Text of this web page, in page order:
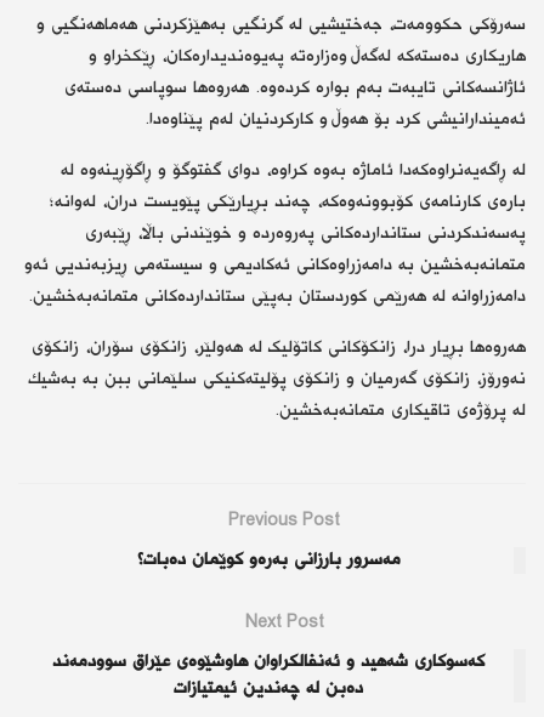
سەرۆکی حکوومەت، جەختیشیی لە گرنگیی بەهێزکردنی هەماهەنگیی و
هاریکاری دەستەکە لەگەڵ وەزارەتە پەیوەندیدارەکان، ڕێکخراو و
ئاژانسەکانی تایبەت بەم بوارە کردەوە. هەروەها سوپاسی دەستەی
ئەمیندارانیشی کرد بۆ هەوڵ و کارکردنیان لەم پێناوەدا.
لە ڕاگەیەنراوەکەدا ئاماژە بەوە کراوە، دوای گفتوگۆ و ڕاگۆڕینەوە لە
بارەی کارنامەی کۆبوونەوەکە، چەند بڕیارێکی پێویست دران، لەوانە؛
پەسەندکردنی ستانداردەکانی پەروەردە و خوێندنی باڵا، ڕێبەری
متمانەبەخشین بە دامەزراوەکانی ئەکادیمی و سیستەمی ڕیزبەندیی ئەو
دامەزراوانە لە هەرێمی کوردستان بەپێی ستانداردەکانی متمانەبەخشین.
هەروەها بڕیار درا، زانکۆکانی کاتۆلیک لە هەولێر، زانکۆی سۆران، زانکۆی
نەورۆز، زانکۆی گەرمیان و زانکۆی پۆلیتەکنیکی سلێمانی ببن بە بەشیك
لە پرۆژەی تاقیکاری متمانەبەخشین.
Previous Post
مەسرور بارزانی بەرەو کوێمان دەبات؟
Next Post
کەسوکاری شەهید و ئەنفالکراوان هاوشێوەی عێراق سوودمەند
دەبن لە چەندین ئیمتیازات